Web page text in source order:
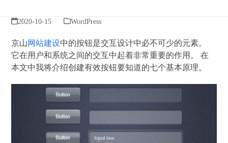
2020-10-15 WordPress
京山网站建设中的按钮是交互设计中必不可少的元素。
它在用户和系统之间的交互中起着非常重要的作用。 在
本文中我将介绍创建有效按钮要知道的七个基本原理。